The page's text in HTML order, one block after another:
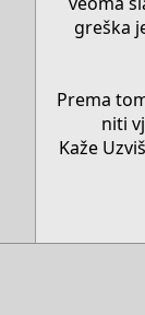
greška
Prema
niti
Kaže